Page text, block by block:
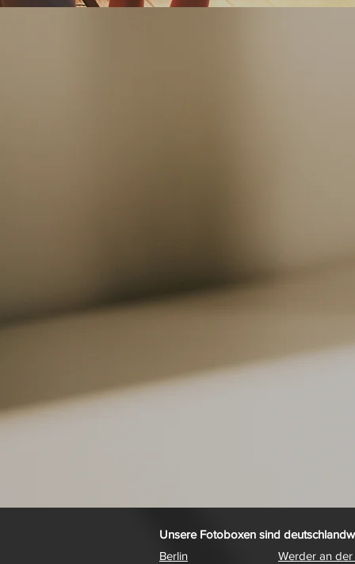
Unsere Fotoboxen sind
Berlin
Werder an der